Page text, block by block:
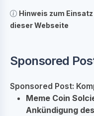
Hinweis zum
dieser Webseite
Sponsored
Sponsored Post:
Meme Coin
Ankündigung